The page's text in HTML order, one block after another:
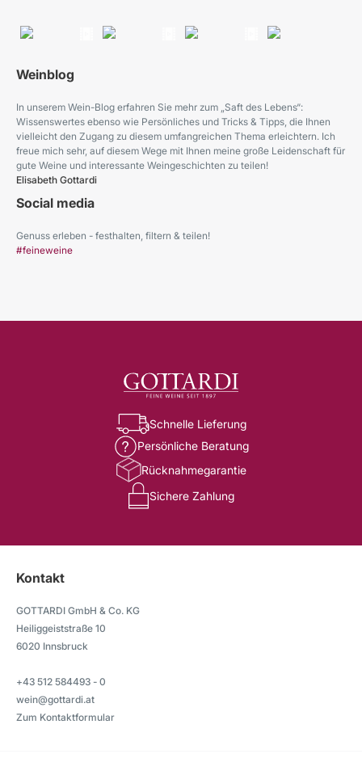
Weinblog
In unserem Wein-Blog erfahren Sie mehr zum „Saft des Lebens“:
Wissenswertes ebenso wie Persönliches und Tricks & Tipps, die Ihnen
vielleicht den Zugang zu diesem umfangreichen Thema erleichtern. Ich
freue mich sehr, auf diesem Wege mit Ihnen meine große Leidenschaft für
gute Weine und interessante Weingeschichten zu teilen!
Elisabeth Gottardi
Social media
Genuss erleben - festhalten, filtern & teilen!
#feineweine
Schnelle Lieferung
Persönliche Beratung
Rücknahmegarantie
Sichere Zahlung
Kontakt
GOTTARDI GmbH & Co. KG
Heiliggeiststraße 10
6020 Innsbruck
+43 512 584493 - 0
wein@gottardi.at
Zum Kontaktformular